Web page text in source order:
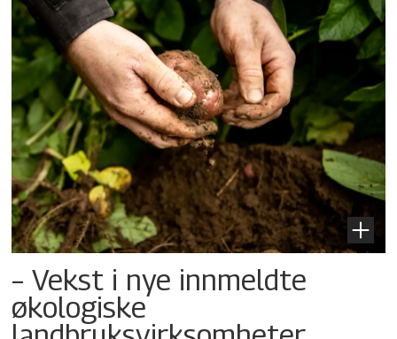
– Vekst i nye innmeldte
økologiske